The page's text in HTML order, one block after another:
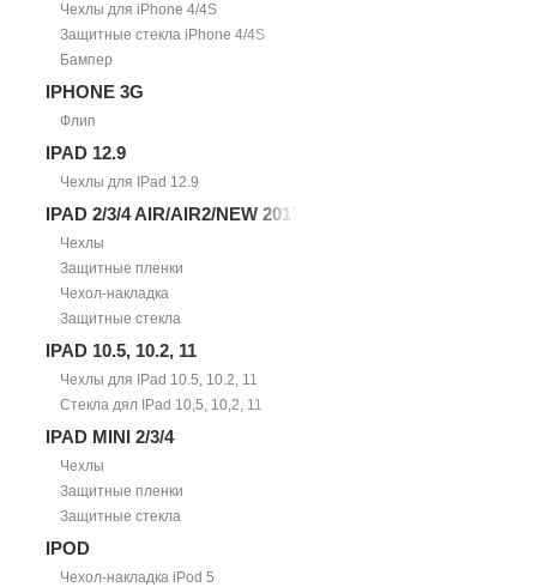
Чехлы для iPhone 4/4S
Защитные стекла iPhone 4/4S
Бампер
IPHONE 3G
Флип
IPAD 12.9
Чехлы для IPad 12.9
IPAD 2/3/4 AIR/AIR2/NEW 2017
Чехлы
Защитные пленки
Чехол-накладка
Защитные стекла
IPAD 10.5, 10.2, 11
Чехлы для IPad 10.5, 10.2, 11
Стекла дял IPad 10,5, 10,2, 11
IPAD MINI 2/3/4
Чехлы
Защитные пленки
Защитные стекла
IPOD
Чехол-накладка iPod 5